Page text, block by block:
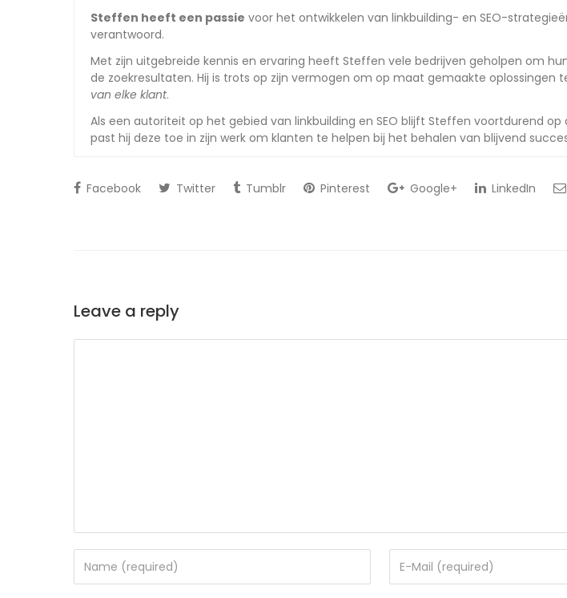
Steffen heeft een passie voor het ontwikkelen van linkbuilding- en SEO-
verantwoord.
Met zijn uitgebreide kennis en ervaring heeft Steffen vele bedrijven geholpen om
de zoekresultaten. Hij is trots op zijn vermogen om op maat gemaakte oplossingen
van elke klant.
Als een autoriteit op het gebied van linkbuilding en SEO blijft Steffen voortdurend
past hij deze toe in zijn werk om klanten te helpen bij het behalen van blijvend
Facebook Twitter Tumblr Pinterest Google+ LinkedIn
Leave a reply